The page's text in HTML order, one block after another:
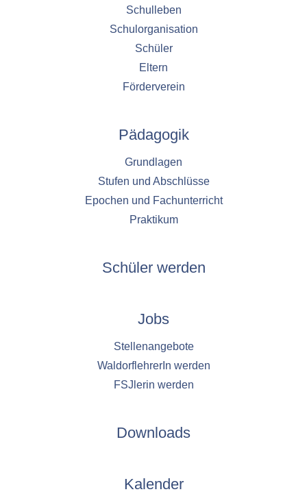
Schulleben
Schulorganisation
Schüler
Eltern
Förderverein
Pädagogik
Grundlagen
Stufen und Abschlüsse
Epochen und Fachunterricht
Praktikum
Schüler werden
Jobs
Stellenangebote
WaldorflehrerIn werden
FSJlerin werden
Downloads
Kalender